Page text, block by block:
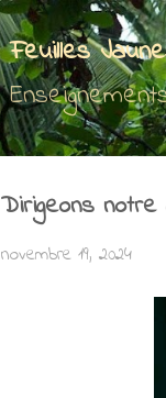
Feuilles
Dirigeons
novembre 19, 2024